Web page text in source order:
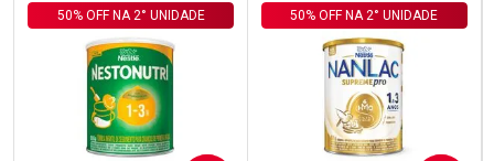
50% OFF NA 2° UNIDADE 50% OFF NA 2° UNIDADE